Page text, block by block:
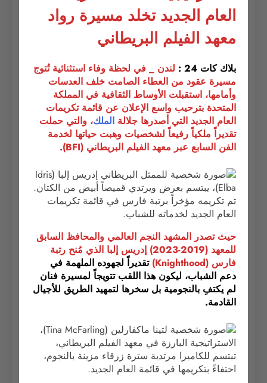
العام الجديد تخلد مسيرة رواد
معهد الفيلم البريطاني
بلاك كات 24 :
لندن _ في لحظة وفاء استثنائية تُتوج
مسيرة عقود من العطاء الصامت خلف العدسات
وأمامها، استقبلت الأوساط الثقافية في المملكة
المتحدة بترحيب واسع الإعلان عن قائمة تكريمات
العام الجديد التي أصدرها جلالة الملك، والتي حملت
تقديراً ملكياً رفيعاً لشخصيات وهبت حياتها لخدمة
الفن السابع عبر معهد الفيلم البريطاني (BFI).
حيث تصدر المشهد النجم العالمي والمحافظ السابق
للمعهد (2019-2023) إدريس إلبا الذي مُنح رتبة
فارس (Knighthood)
تقديراً لجهوده الملهمة في
دعم الشباب، ليكون هذا اللقب تتويجاً لمسيرة فنان
لم يكتفِ بالنجومية بل سخرها لتمهيد الطريق للأجيال
القادمة.